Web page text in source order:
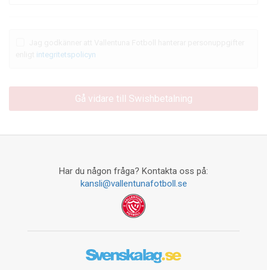
integritetspolicyn
Har du någon fråga? Kontakta oss på:
kansli@vallentunafotboll.se